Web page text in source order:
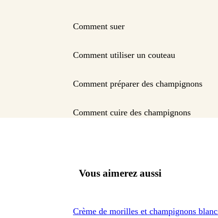
Comment suer
Comment utiliser un couteau
Comment préparer des champignons
Comment cuire des champignons
Vous aimerez aussi
Crème de morilles et champignons